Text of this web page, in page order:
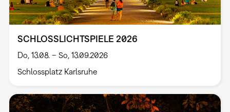
SCHLOSSLICHTSPIELE 2026
Do, 13.08. – So, 13.09.2026
Schlossplatz Karlsruhe